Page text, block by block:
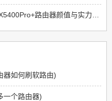
器如何刷软路由)
一个路由器)